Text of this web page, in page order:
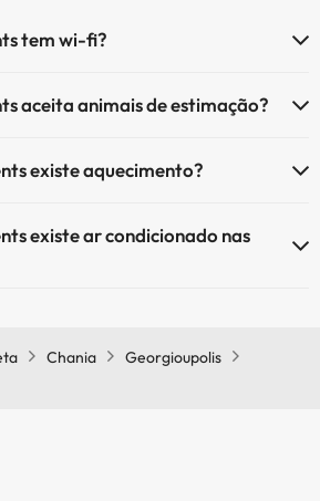
tem wi-fi?
aceita animais de estimação?
existe aquecimento?
existe ar condicionado nas
Chania
Georgioupolis